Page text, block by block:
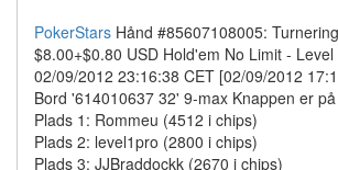
PokerStars Hånd #85607108005:
$8.00+$0.80 USD Hold'em No Limit -
02/09/2012 23:16:38 CET [02/09/2012
Bord '614010637 32' 9-max Knappen er
Plads 1: Rommeu (4512 i chips)
Plads 2: level1pro (2800 i chips)
Plads 3: JJBraddockk (2670 i chips)